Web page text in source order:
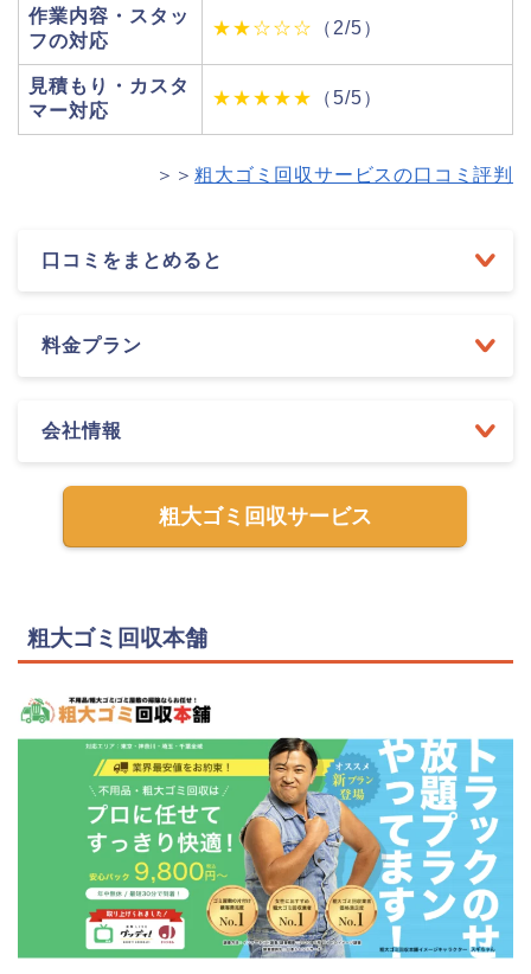
作業内容・スタッ
フの対応
★★☆☆☆ （2/5）
見積もり・カスタ
マー対応
★★★★★ （5/5）
＞＞粗大ゴミ回収サービスの口コミ評判
口コミをまとめると
料金プラン
会社情報
粗大ゴミ回収サービス
粗大ゴミ回収本舗